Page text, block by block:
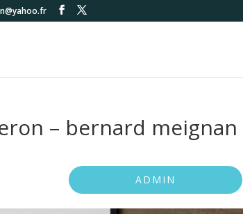
– bernard
ADMIN